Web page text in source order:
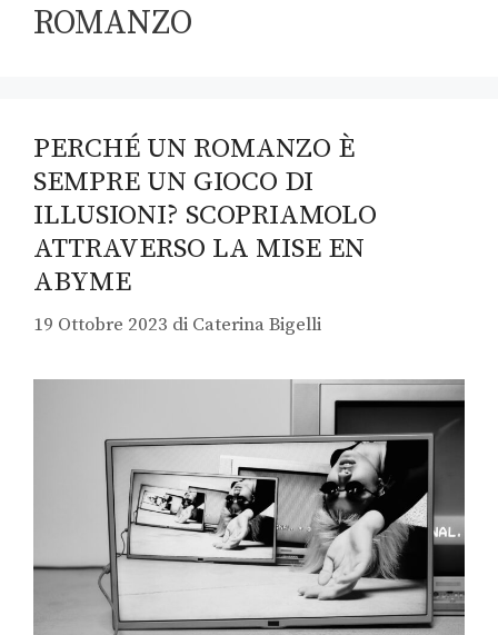
ROMANZO
PERCHÉ UN ROMANZO È
SEMPRE UN GIOCO DI
ILLUSIONI? SCOPRIAMOLO
ATTRAVERSO LA MISE EN
ABYME
19 Ottobre 2023 di Caterina Bigelli